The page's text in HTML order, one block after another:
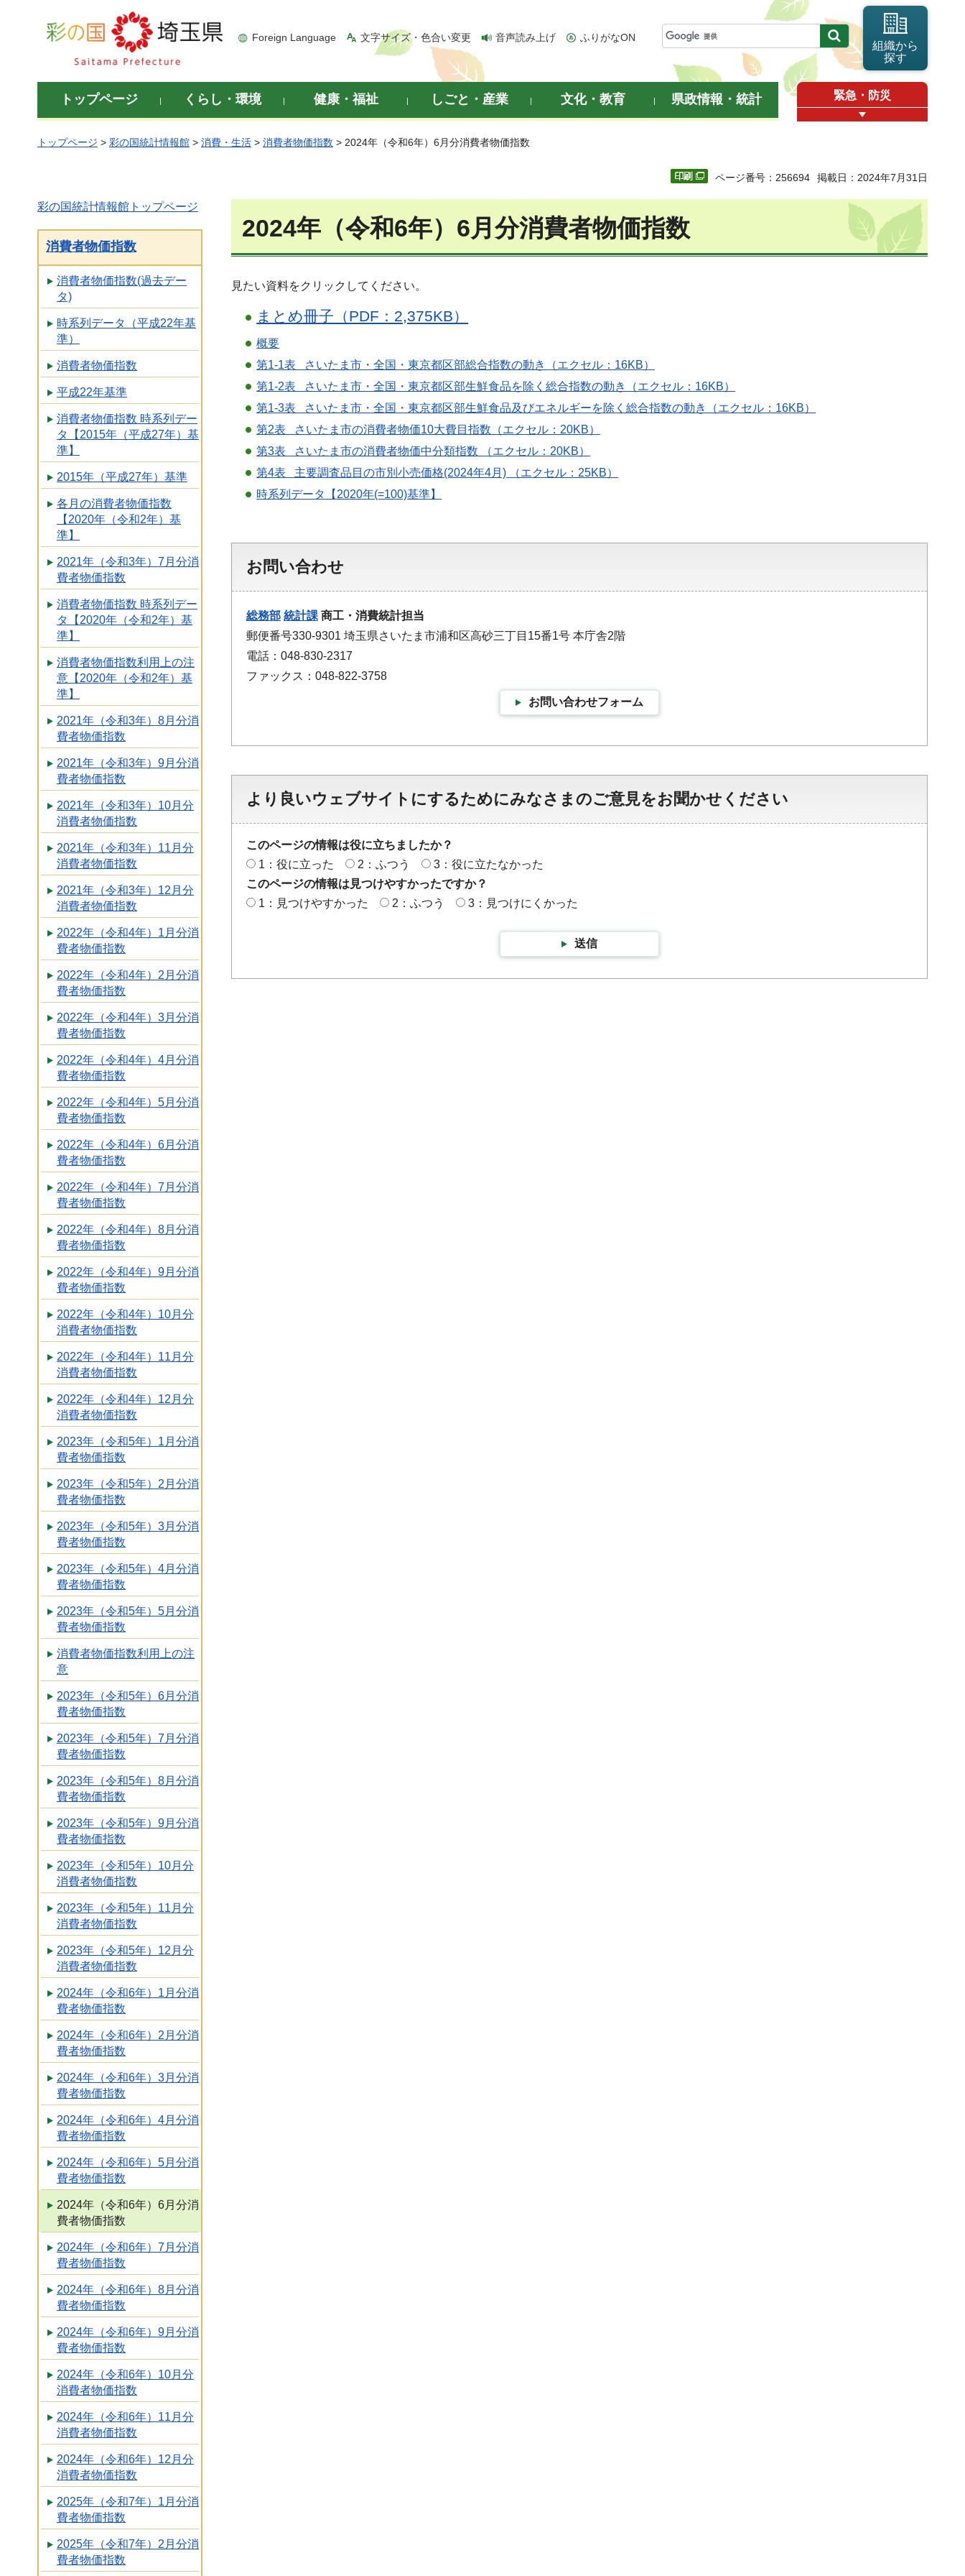
彩の国 埼玉県
Foreign Language 文字サイズ・色合い変更 音声読み上げ ふりがなON
組織から
探す
トップページ くらし・環境 健康・福祉 しごと・産業 文化・教育 県政情報・統計 緊急・防災
トップページ > 彩の国統計情報館 > 消費・生活 > 消費者物価指数 > 2024年（令和6年）6月分消費者物価指数
ページ番号：256694 掲載日：2024年7月31日
彩の国統計情報館トップページ
消費者物価指数
消費者物価指数(過去デー
タ)
時系列データ（平成22年基
準）
消費者物価指数
平成22年基準
消費者物価指数 時系列デー
タ【2015年（平成27年）基
準】
2015年（平成27年）基準
各月の消費者物価指数
【2020年（令和2年）基
準】
2021年（令和3年）7月分消
費者物価指数
消費者物価指数 時系列デー
タ【2020年（令和2年）基
準】
消費者物価指数利用上の注
意【2020年（令和2年）基
準】
2021年（令和3年）8月分消
費者物価指数
2021年（令和3年）9月分消
費者物価指数
2021年（令和3年）10月分
消費者物価指数
2021年（令和3年）11月分
消費者物価指数
2021年（令和3年）12月分
消費者物価指数
2022年（令和4年）1月分消
費者物価指数
2022年（令和4年）2月分消
費者物価指数
2022年（令和4年）3月分消
費者物価指数
2022年（令和4年）4月分消
費者物価指数
2022年（令和4年）5月分消
費者物価指数
2022年（令和4年）6月分消
費者物価指数
2022年（令和4年）7月分消
費者物価指数
2022年（令和4年）8月分消
費者物価指数
2022年（令和4年）9月分消
費者物価指数
2022年（令和4年）10月分
消費者物価指数
2022年（令和4年）11月分
消費者物価指数
2022年（令和4年）12月分
消費者物価指数
2023年（令和5年）1月分消
費者物価指数
2023年（令和5年）2月分消
費者物価指数
2023年（令和5年）3月分消
費者物価指数
2023年（令和5年）4月分消
費者物価指数
2023年（令和5年）5月分消
費者物価指数
消費者物価指数利用上の注
意
2023年（令和5年）6月分消
費者物価指数
2023年（令和5年）7月分消
費者物価指数
2023年（令和5年）8月分消
費者物価指数
2023年（令和5年）9月分消
費者物価指数
2023年（令和5年）10月分
消費者物価指数
2023年（令和5年）11月分
消費者物価指数
2023年（令和5年）12月分
消費者物価指数
2024年（令和6年）1月分消
費者物価指数
2024年（令和6年）2月分消
費者物価指数
2024年（令和6年）3月分消
費者物価指数
2024年（令和6年）4月分消
費者物価指数
2024年（令和6年）5月分消
費者物価指数
2024年（令和6年）6月分消
費者物価指数
2024年（令和6年）7月分消
費者物価指数
2024年（令和6年）8月分消
費者物価指数
2024年（令和6年）9月分消
費者物価指数
2024年（令和6年）10月分
消費者物価指数
2024年（令和6年）11月分
消費者物価指数
2024年（令和6年）12月分
消費者物価指数
2025年（令和7年）1月分消
費者物価指数
2025年（令和7年）2月分消
費者物価指数
2024年（令和6年）6月分消費者物価指数
見たい資料をクリックしてください。
まとめ冊子（PDF：2,375KB）
概要
第1-1表 さいたま市・全国・東京都区部総合指数の動き（エクセル：16KB）
第1-2表 さいたま市・全国・東京都区部生鮮食品を除く総合指数の動き（エクセル：16KB）
第1-3表 さいたま市・全国・東京都区部生鮮食品及びエネルギーを除く総合指数の動き（エクセル：16KB）
第2表 さいたま市の消費者物価10大費目指数（エクセル：20KB）
第3表 さいたま市の消費者物価中分類指数 （エクセル：20KB）
第4表 主要調査品目の市別小売価格(2024年4月) （エクセル：25KB）
時系列データ【2020年(=100)基準】
お問い合わせ
総務部 統計課 商工・消費統計担当
郵便番号330-9301 埼玉県さいたま市浦和区高砂三丁目15番1号 本庁舎2階
電話：048-830-2317
ファックス：048-822-3758
お問い合わせフォーム
より良いウェブサイトにするためにみなさまのご意見をお聞かせください
このページの情報は役に立ちましたか？
1：役に立った
2：ふつう
3：役に立たなかった
このページの情報は見つけやすかったですか？
1：見つけやすかった
2：ふつう 3：見つけにくかった
送信